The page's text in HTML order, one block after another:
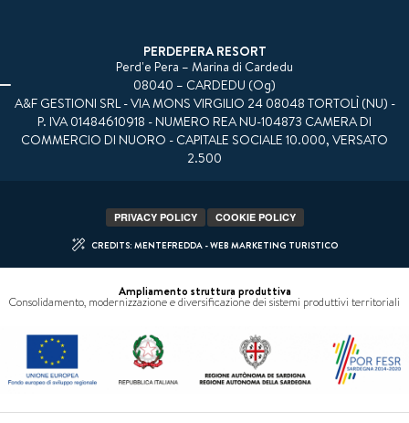
PERDEPERA RESORT
Perd'e Pera – Marina di Cardedu
08040 – CARDEDU (Og)
A&F GESTIONI SRL - VIA MONS VIRGILIO 24 08048 TORTOLÌ (NU) -
P. IVA 01484610918 - NUMERO REA NU-104873 CAMERA DI
COMMERCIO DI NUORO - CAPITALE SOCIALE 10.000, VERSATO
2.500
PRIVACY POLICY COOKIE POLICY
CREDITS: MENTEFREDDA - WEB MARKETING TURISTICO
Ampliamento struttura produttiva
Consolidamento, modernizzazione e diversificazione dei sistemi produttivi territoriali